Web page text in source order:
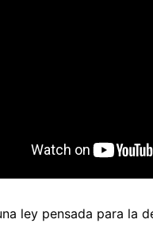
ley pensada para la